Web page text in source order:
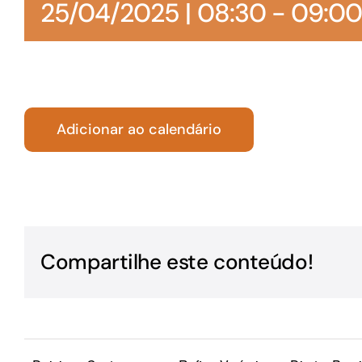
Para os negócios voltados aos serviços do setor de
turismo
25/04/2025 | 08:30- 09:00
Adicionar ao calendário
Compartilhe este conteúdo!